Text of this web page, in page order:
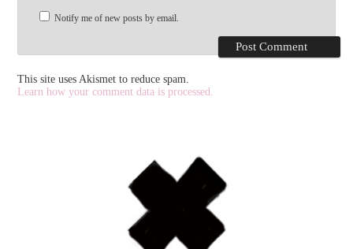
Notify me of new posts by email.
This site uses Akismet to reduce spam.
Learn how your comment data is processed.